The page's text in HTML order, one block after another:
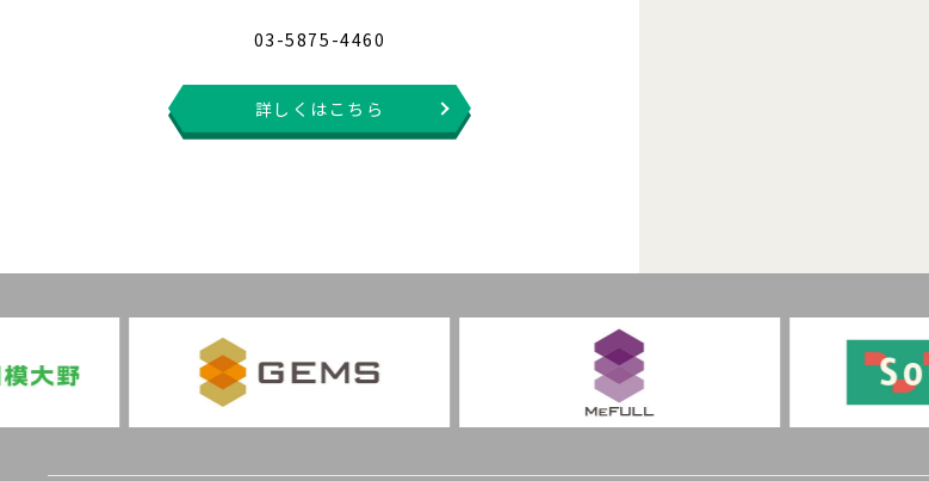
03-5875-4460
詳しくはこちら